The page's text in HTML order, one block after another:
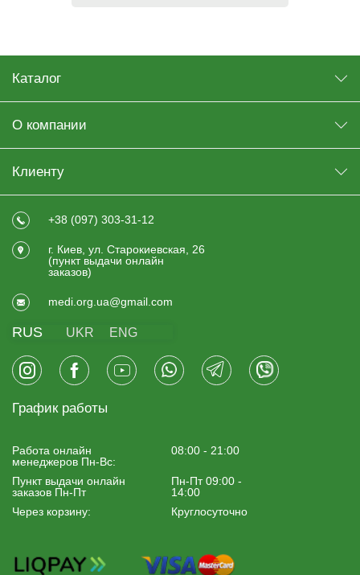
Каталог
О компании
Клиенту
+38 (097) 303-31-12
г. Киев, ул. Старокиевская, 26
(пункт выдачи онлайн
заказов)
medi.org.ua@gmail.com
RUS UKR ENG
График работы
Работа онлайн
менеджеров Пн-Вс:
08:00 - 21:00
Пункт выдачи онлайн
заказов Пн-Пт
Пн-Пт 09:00 -
14:00
Через корзину:
Круглосуточно